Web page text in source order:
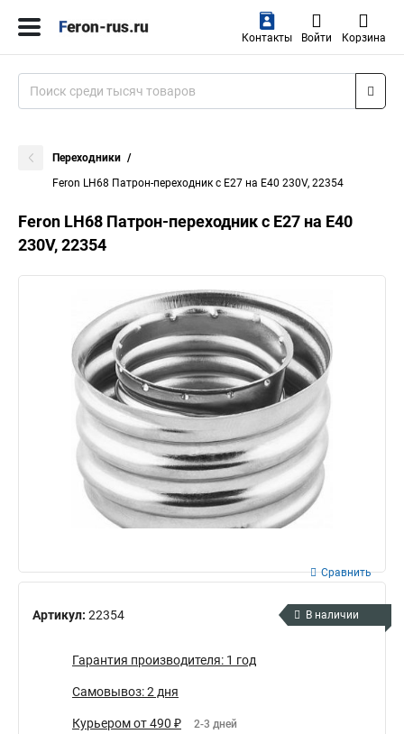
Контакты Войти Корзина
Переходники
Feron LH68 Патрон-переходник с E27 на E40 230V, 22354
Feron LH68 Патрон-переходник с E27 на E40
230V, 22354
Артикул: 22354
Сравнить
В наличии
Гарантия производителя: 1 год
Самовывоз: 2 дня
Курьером от 490 ₽ 2-3 дней